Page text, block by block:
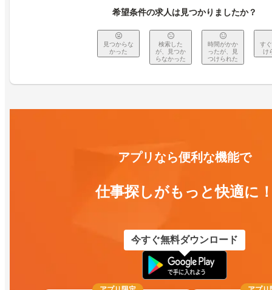
希望条件の求人は見つかりましたか？
見つからな
かった
検索した
が、見つか
らなかった
時間がかか
ったが、見
つけられた
す
け
アプリなら便利な機能で
仕事探しがもっと快適に
今すぐ無料ダウンロード